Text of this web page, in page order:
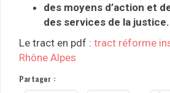
des moyens d’action et
des services de la justice.
Le tract en pdf : tract réforme
Rhône Alpes
Partager :